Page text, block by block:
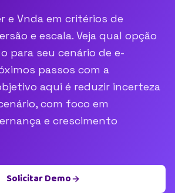
e Vnda em critérios de
e escala. Veja qual opção
para seu cenário de e-
passos com a
aqui é reduzir incerteza
com foco em
e crescimento
Solicitar Demo